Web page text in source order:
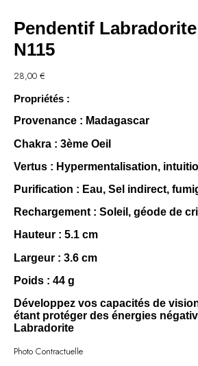
Pendentif
N115
28,00 €
Propriétés :
Provenance : Madagascar
Chakra : 3ème Oeil
Vertus : Hypermentalisation,
Purification : Eau, Sel indirect,
Rechargement : Soleil, géode de
Hauteur : 5.1 cm
Largeur : 3.6 cm
Poids : 44 g
Développez vos capacités de
étant protéger des énergies
Labradorite
Photo Contractuelle